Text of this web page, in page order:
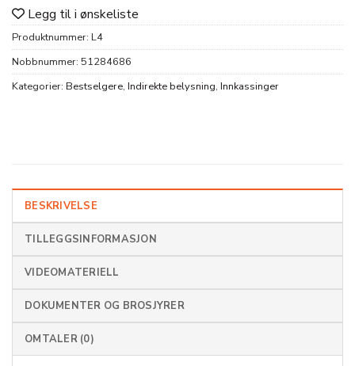
Legg til i ønskeliste
Produktnummer: L4
Nobbnummer: 51284686
Kategorier: Bestselgere, Indirekte belysning, Innkassinger
BESKRIVELSE
TILLEGGSINFORMASJON
VIDEOMATERIELL
DOKUMENTER OG BROSJYRER
OMTALER (0)